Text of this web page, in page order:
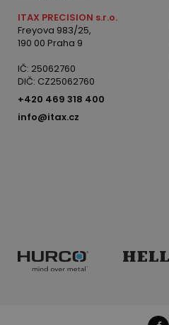
ITAX PRECISION s.r.o.
Freyova 983/25,
190 00 Praha 9
IČ: 25062760
DIČ: CZ25062760
+420 469 318 400
info@itax.cz